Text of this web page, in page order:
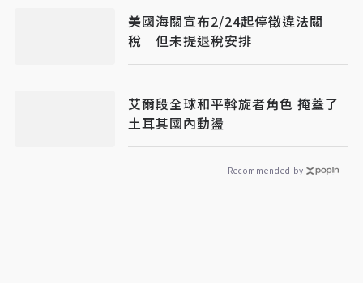
美國海關宣布2/24起停徵違法關
稅 但未提退稅安排
艾爾段全球和平斡旋者角色 掩蓋了
土耳其國內動盪
Recommended by